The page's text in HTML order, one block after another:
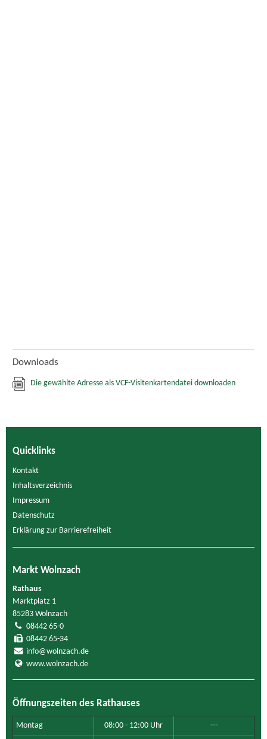
Downloads
Die gewählte Adresse als VCF-Visitenkartendatei downloaden
Quicklinks
Kontakt
Inhaltsverzeichnis
Impressum
Datenschutz
Erklärung zur Barrierefreiheit
Markt Wolnzach
Rathaus
Marktplatz 1
85283 Wolnzach
08442 65-0
08442 65-34
info@wolnzach.de
www.wolnzach.de
Öffnungszeiten des Rathauses
Montag 08:00 - 12:00 Uhr ---